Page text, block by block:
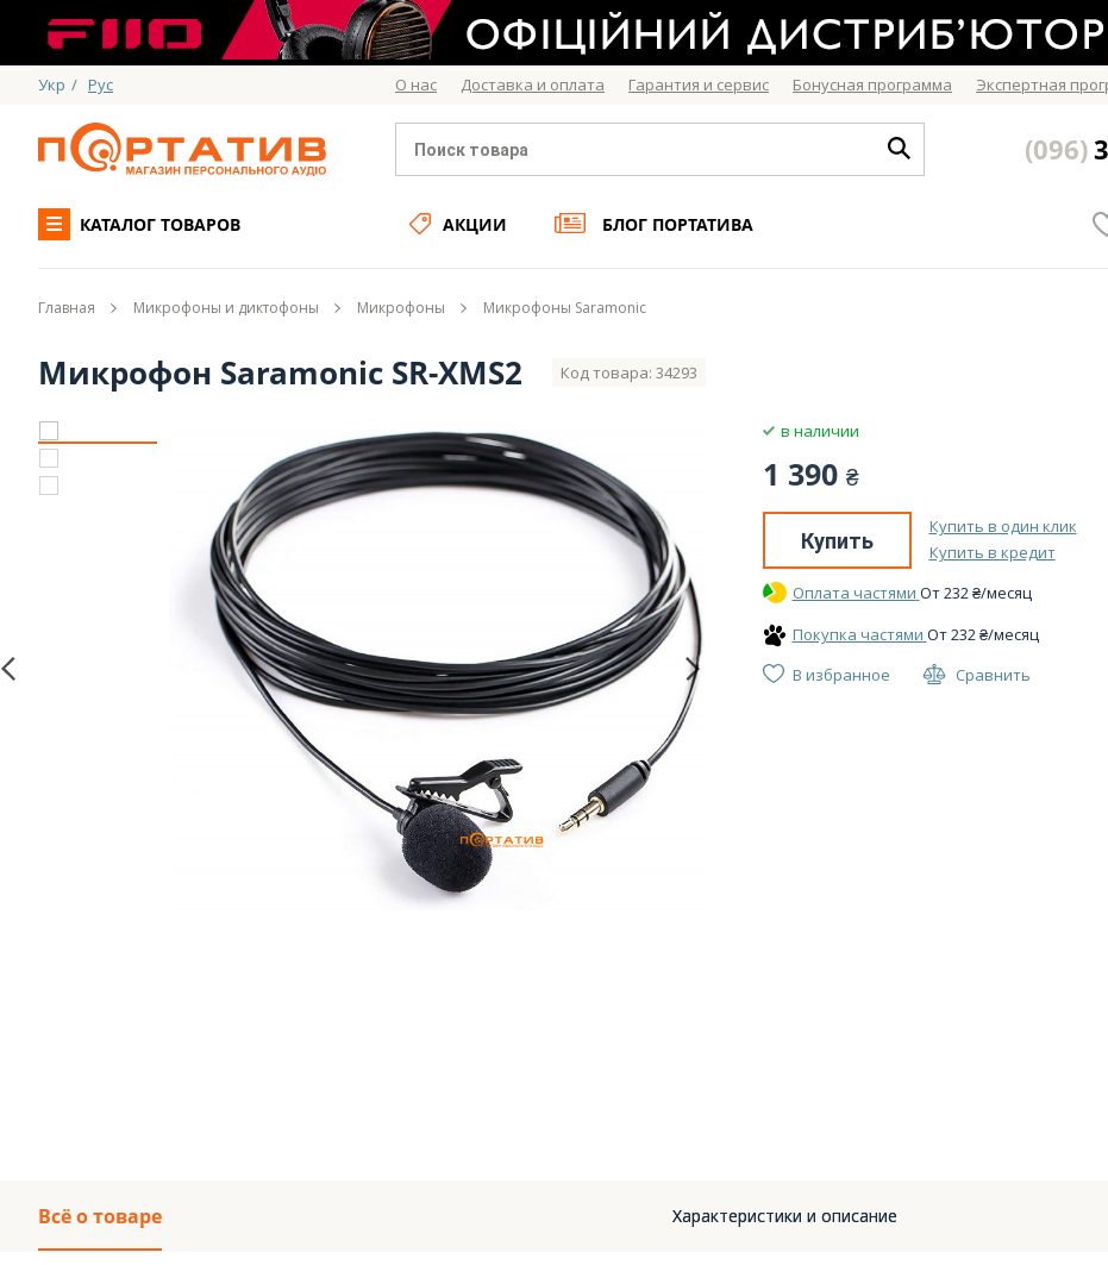
Укр / Рус О нас Доставка и оплата Гарантия и сервис Бонусная программа Экспертная
(096)
КАТАЛОГ ТОВАРОВ АКЦИИ БЛОГ ПОРТАТИВА
Главная Микрофоны и диктофоны Микрофоны Микрофоны Saramonic
Микрофон Saramonic SR-XMS2 Код товара: 34293
в наличии
1 390 ₴
Купить
Купить в один клик
Купить в кредит
Оплата частями От232₴/месяц
Покупка частями От232₴/месяц
В избранное
Сравнить
Всё о товаре Характеристики и описание